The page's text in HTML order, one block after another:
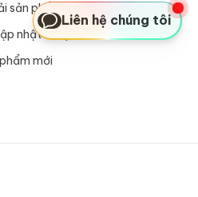
sản phẩm
nhật sản phẩm
mới
Liên hệ chúng tôi